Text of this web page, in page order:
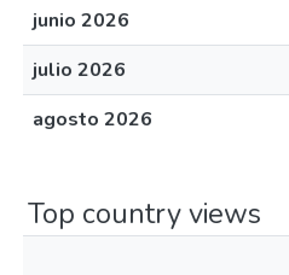
junio 2026
julio 2026
agosto 2026
Top country views